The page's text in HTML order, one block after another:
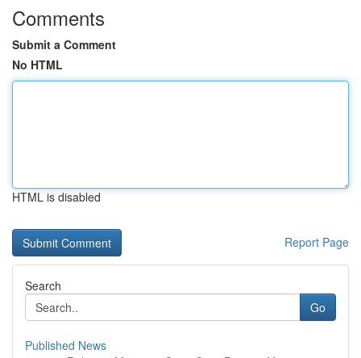
Comments
Submit a Comment
No HTML
HTML is disabled
Report Page
Search
Go
Published News